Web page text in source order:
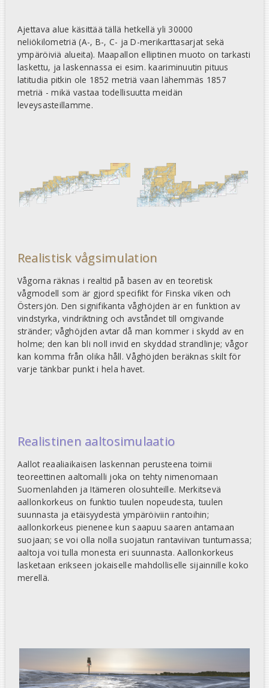
Ajettava alue käsittää tällä hetkellä yli 30000
neliökilometriä (A-, B-, C- ja D-merikarttasarjat sekä
ympäröiviä alueita). Maapallon elliptinen muoto on tarkasti
laskettu, ja laskennassa ei esim. kaariminuutin pituus
latitudia pitkin ole 1852 metriä vaan lähemmäs 1857
metriä - mikä vastaa todellisuutta meidän
leveysasteillamme.
Realistisk vågsimulation
Vågorna räknas i realtid på basen av en teoretisk
vågmodell som är gjord specifikt för Finska viken och
Östersjön. Den signifikanta våghöjden är en funktion av
vindstyrka, vindriktning och avståndet till omgivande
stränder; våghöjden avtar då man kommer i skydd av en
holme; den kan bli noll invid en skyddad strandlinje; vågor
kan komma från olika håll. Våghöjden beräknas skilt för
varje tänkbar punkt i hela havet.
Realistinen aaltosimulaatio
Aallot reaaliaikaisen laskennan perusteena toimii
teoreettinen aaltomalli joka on tehty nimenomaan
Suomenlahden ja Itämeren olosuhteille. Merkitsevä
aallonkorkeus on funktio tuulen nopeudesta, tuulen
suunnasta ja etäisyydestä ympäröiviin rantoihin;
aallonkorkeus pienenee kun saapuu saaren antamaan
suojaan; se voi olla nolla suojatun rantaviivan tuntumassa;
aaltoja voi tulla monesta eri suunnasta. Aallonkorkeus
lasketaan erikseen jokaiselle mahdolliselle sijainnille koko
merellä.